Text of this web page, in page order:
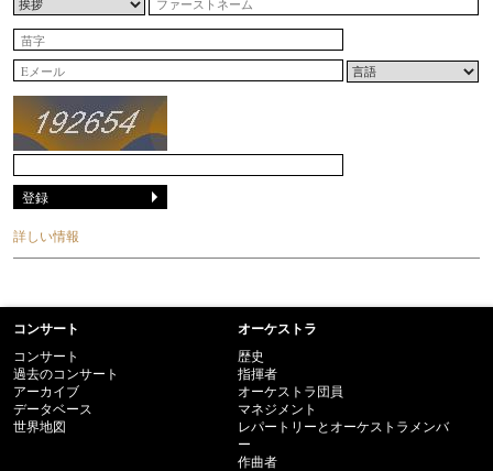
詳しい情報
コンサート
コンサート
過去のコンサート
アーカイブ
データベース
世界地図
オーケストラ
歴史
指揮者
オーケストラ団員
マネジメント
レパートリーとオーケストラメンバ
ー
作曲者